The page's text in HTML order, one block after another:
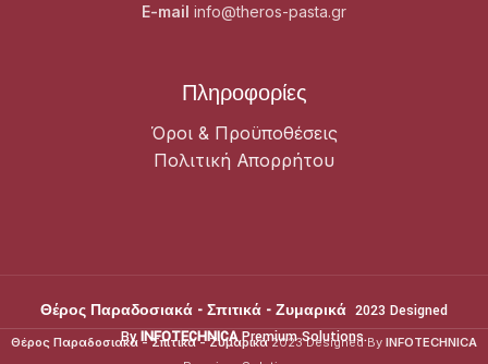
E-mail info@theros-pasta.gr
Πληροφορίες
Όροι & Προϋποθέσεις
Πολιτική Απορρήτου
Θέρος Παραδοσιακά - Σπιτικά - Ζυμαρικά 2023 Designed
ByINFOTECHNICAPremium Solutions.
Θέρος Παραδοσιακά - Σπιτικά - Ζυμαρικά 2023 Designed By INFOTECHNICA